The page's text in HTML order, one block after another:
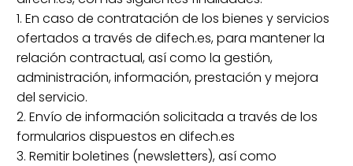
1. En caso de contratación de los bienes y servicios
ofertados a través de difech.es, para mantener la
relación contractual, así como la gestión,
administración, información, prestación y mejora
del servicio.
2. Envío de información solicitada a través de los
formularios dispuestos en difech.es
3. Remitir boletines (newsletters), así como